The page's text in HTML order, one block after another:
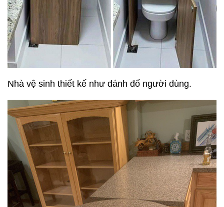
Nhà vệ sinh thiết kế như đánh đố người dùng.